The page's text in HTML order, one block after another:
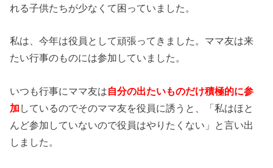
れる子供たちが少なくて困っていました。
私は、今年は役員として頑張ってきました。ママ友は来
たい行事のものには参加していました。
いつも行事にママ友は自分の出たいものだけ積極的に参
加 しているのでそのママ友を役員に誘うと、「私はほと
んど参加していないので役員はやりたくない」と言い出
しました。